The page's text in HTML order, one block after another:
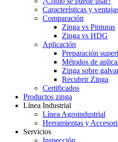
Características y
Comparación
Zinga vs Pinturas
Zinga vs HDG
Aplicación
Preparación
Métodos de
Zinga sobre
Recubrir Zinga
Certificados
Productos zinga
Línea Industrial
Línea Agroindustrial
Herramientas y
Servicios
Inspección